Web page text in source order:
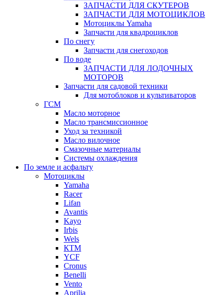
ЗАПЧАСТИ ДЛЯ СКУТЕРОВ
ЗАПЧАСТИ ДЛЯ МОТОЦИКЛОВ
Мотоциклы Yamaha
Запчасти для квадроциклов
По снегу
Запчасти для снегоходов
По воде
ЗАПЧАСТИ ДЛЯ ЛОДОЧНЫХ
МОТОРОВ
Запчасти для садовой техники
Для мотоблоков и культиваторов
ГСМ
Масло моторное
Масло трансмиссионное
Уход за техникой
Масло вилочное
Смазочные материалы
Системы охлаждения
По земле и асфальту
Мотоциклы
Yamaha
Racer
Lifan
Avantis
Kayo
Irbis
Wels
КТМ
YCF
Cronus
Benelli
Vento
Aprilia